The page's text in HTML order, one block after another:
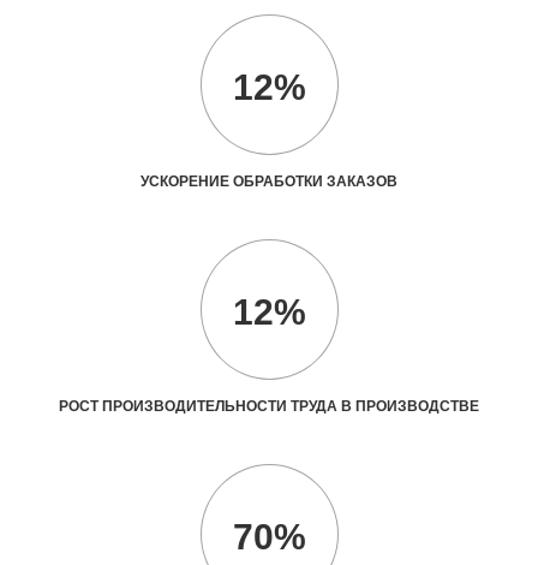
12%
УСКОРЕНИЕ ОБРАБОТКИ ЗАКАЗОВ
12%
РОСТ ПРОИЗВОДИТЕЛЬНОСТИ ТРУДА В ПРОИЗВОДСТВЕ
70%